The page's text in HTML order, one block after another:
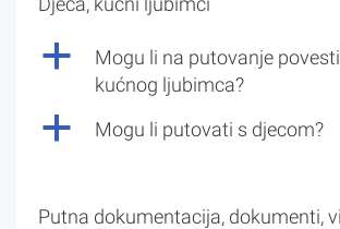
a
Mogu li na putovanje
kućnog ljubimca?
a Mogu li putovati s djecom?
Putna dokumentacija, dokumenti,